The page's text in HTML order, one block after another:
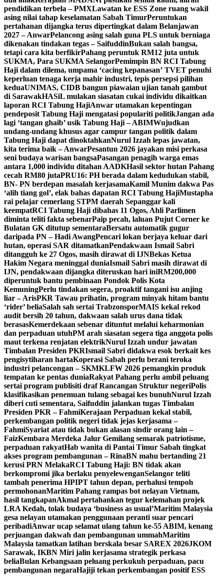
pendidikan terbela – PMXLawatan ke ESS Zone ruang wakil
asing nilai tahap keselamatan Sabah TimurPeruntukan
pertahanan dijangka terus dipertingkat dalam Belanjawan
2027 – AnwarPelancong asing salah guna PLS untuk berniaga
dikenakan tindakan tegas – SaifuddinBukan salah bangsa,
tetapi cara kita berfikirPahang peruntuk RM12 juta untuk
SUKMA, Para SUKMA SelangorPemimpin BN RCI Tabung
Haji dalam dilema, umpama ‘cacing kepanasan’ TVET penuhi
keperluan tenaga kerja mahir industri, tepis persepsi pilihan
keduaUNIMAS, CIDB bangun piawaian ujian tanah gambut
di SarawakHASiL mulakan siasatan cukai individu dikaitkan
laporan RCI Tabung HajiAnwar utamakan kepentingan
pendeposit Tabung Haji mengatasi populariti politikJangan ada
lagi ‘tangan ghaib’ usik Tabung Haji – ABIMWujudkan
undang-undang khusus agar campur tangan politik dalam
Tabung Haji dapat dinoktahkanNurul Izzah lepas jawatan,
kita terima baik – AnwarPesantun 2026 jayakan misi perkasa
seni budaya warisan bangsaPasangan penagih warga emas
antara 1,000 individu ditahan AADKHasil sektor hutan Pahang
cecah RM80 jutaPRU16: PH berada dalam kedudukan stabil,
BN- PN berdepan masalah kerjasamaKamil Munim dakwa Pas
‘alih tiang gol’, elak bahas dapatan RCI Tabung HajiMustapha
rai pelajar cemerlang STPM daerah Sepanggar kali
keempatRCI Tabung Haji dibahas 11 Ogos, Ahli Parlimen
diminta teliti fakta sebenarPaip pecah, laluan Pujut Corner ke
Bulatan GK ditutup sementaraBersatu automatik gugur
daripada PN – Hadi AwangPencari lokan berjaya keluar dari
hutan, operasi SAR ditamatkanPendakwaan Ismail Sabri
ditangguh ke 27 Ogos, masih dirawat di IJNBekas Ketua
Hakim Negara meninggal duniaIsmail Sabri masih dirawat di
IJN, pendakwaan dijangka diteruskan hari iniRM200,000
diperuntuk bantu pembinaan Pondok Polis Kota
KemuningPerlu tindakan segera, proaktif tangani isu anjing
liar – ArisPKR Tawau prihatin, program minyak hitam bantu
‘rider’ beliaSalah sah sertai TrabzonsporMAIS kekal rekod
audit bersih 20 tahun, dakwaan salah urus dana tidak
berasasKemerdekaan sebenar dituntut melalui keharmonian
dan perpaduan utuhPM arah siasatan segera tiga anggota polis
maut terkena renjatan elektrikNurul Izzah undur jawatan
Timbalan Presiden PKRIsmail Sabri didakwa esok berkait kes
pengisytiharan hartaKoperasi Sabah perlu berani teroka
industri pelancongan – SKMKLFW 2026 pemangkin produk
tempatan ke pentas duniaRakyat Pahang perlu ambil peluang
sertai program publisiti draf Rancangan Struktur negeriPolis
klasifikasikan penemuan tulang sebagai kes bunuhNurul Izzah
diberi cuti sementara, Saifuddin jalankan tugas Timbalan
Presiden PKR – FahmiKerajaan Perpaduan kekal stabil,
perkembangan politik negeri tidak jejas kerjasama –
FahmiSyariat atau tidak bukan alasan sindir orang lain –
FaizKembara Merdeka Jalur Gemilang semarak patriotisme,
perpaduan rakyatHab wanita di Pantai Timur Sabah tingkat
akses program pembangunan – RinaBN mahu bertanding 21
kerusi PRN MelakaRCI Tabung Haji: BN tidak akan
berkompromi jika berlaku penyelewenganSelangor teliti
tambah penerima HPIPT tahun depan, perhalusi tempoh
permohonanMaritim Pahang rampas bot nelayan Vietnam,
hasil tangkapanAkmal pertahankan tegur kelemahan projek
LRA Kedah, tolak budaya ‘business as usual’Maritim Malaysia
gesa nelayan utamakan penggunaan peranti suar pencari
peribadiAnwar ucap selamat ulang tahun ke-55 ABIM, kenang
perjuangan dakwah dan pembangunan ummahMaritim
Malaysia tamatkan latihan berskala besar SAREX 2026JKOM
Sarawak, IKBN Miri jalin kerjasama strategik perkasa
beliaBulan Kebangsaan peluang perkukuh perpaduan, pacu
pembangunan negaraHajiji tekan perkembangan positif ESS